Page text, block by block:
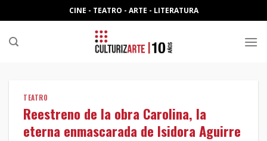
to
content
CINE - TEATRO - ARTE - LITERATURA
TEATRO
Reestreno de la obra Carolina, la
eterna enmascarada de Isidora Aguirre